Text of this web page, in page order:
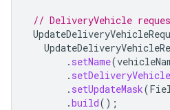
// DeliveryVehicle
. setName(
. setDeliveryVehicle
. setUpdateMask(
.build();